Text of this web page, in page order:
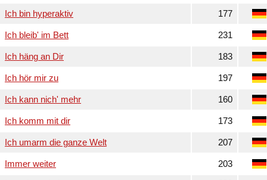
Ich bin hyperaktiv 177
Ich bleib' im Bett 231
Ich häng an Dir 183
Ich hör mir zu 197
Ich kann nich' mehr 160
Ich komm mit dir 173
Ich umarm die ganze Welt 207
Immer weiter 203